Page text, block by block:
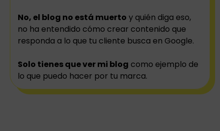
No, el blog no está muerto y quién diga eso,
no ha entendido cómo crear contenido que
responda a lo que tu cliente busca en Google.
Solo tienes que ver mi blog como ejemplo de
lo que puedo hacer por tu marca.